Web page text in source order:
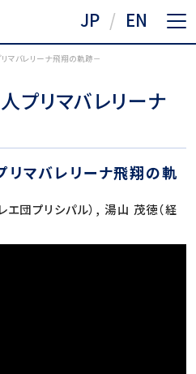
JP EN
マバレリーナ飛翔の軌跡－
プリマバレリーナ
リマバレリーナ飛翔の軌
エ団プリシパル）, 湯山 茂徳（経